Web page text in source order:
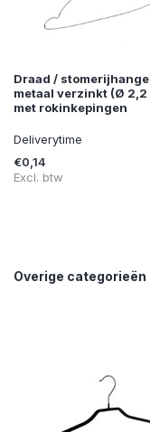
Draad /
metaal verzinkt (Ø 2,2
met rokinkepingen
Deliverytime
€0,14
Excl. btw
Overige